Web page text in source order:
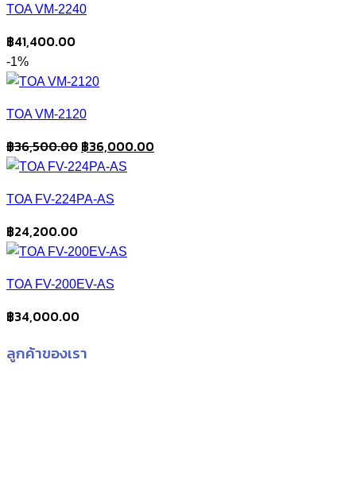
TOA VM-2240
฿41,400.00
-1%
TOA VM-2120
฿36,500.00 Original
price
฿36,500.00.
฿36,000.00Current
TOA FV-224PA-AS
฿24,200.00
TOA FV-200EV-AS
฿34,000.00
ลูกค้าของเรา